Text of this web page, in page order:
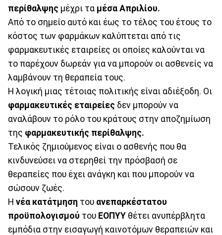
περίθαλψης μέχρι τα μέσα Απριλίου.
Από το σημείο αυτό και έως το τέλος του έτους το
κόστος των φαρμάκων καλύπτεται από τις
φαρμακευτικές εταιρείες οι οποίες καλούνται να
το παρέχουν δωρεάν για να μπορούν οι ασθενείς να
λαμβάνουν τη θεραπεία τους.
Η λογική μιας τέτοιας πολιτικής είναι αδιέξοδη. Οι
φαρμακευτικές εταιρείες δεν μπορούν να
αναλάβουν το ρόλο του κράτους στην αποζημίωση
της φαρμακευτικής περίθαλψης.
Τελικός ζημιούμενος είναι ο ασθενής που θα
κινδυνεύσει να στερηθεί την πρόσβασή σε
θεραπείες που έχει ανάγκη και που μπορούν να
σώσουν ζωές.
Η νέα κατάτμηση του ανεπαρκέστατου
προϋπολογισμού του ΕΟΠΥΥ θέτει ανυπέρβλητα
εμπόδια στην εισαγωγή καινοτόμων θεραπειών και